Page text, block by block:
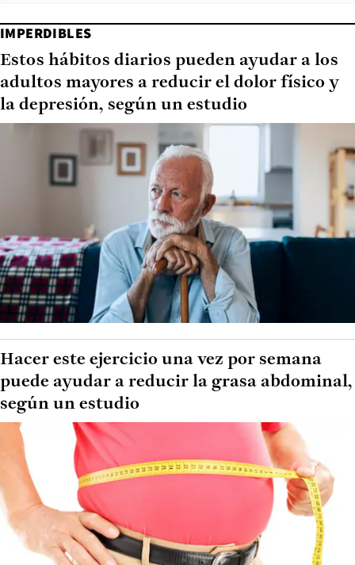
IMPERDIBLES
Estos hábitos diarios pueden ayudar a los
adultos mayores a reducir el dolor físico y
la depresión, según un estudio
Hacer este ejercicio una vez por semana
puede ayudar a reducir la grasa abdominal,
según un estudio